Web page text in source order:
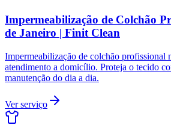
Impermeabilização de Colchão
de Janeiro | Finit Clean
Impermeabilização de colchão profissional
atendimento a domicílio. Proteja o tecido
manutenção do dia a dia.
Ver serviço